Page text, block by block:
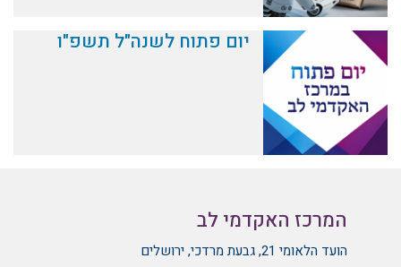
יום פתוח לשנה"ל תשפ"ו
המרכז האקדמי לב
הועד הלאומי 21, גבעת מרדכי, ירושלים